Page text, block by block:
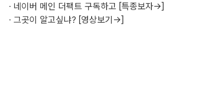
· 네이버 메인 더팩트 구독하고 [특종보자→]
· 그곳이 알고싶냐? [영상보기→]